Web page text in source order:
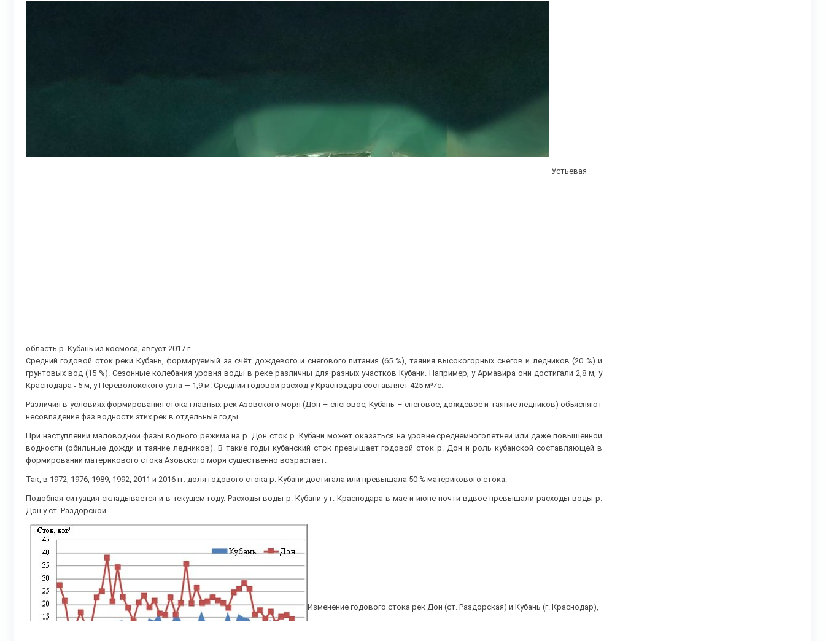
Устьевая
область р. Кубань из космоса, август 2017 г.
Средний годовой сток реки Кубань, формируемый за счёт дождевого и снегового питания (65 %), таяния высокогорных снегов и ледников (20 %) и
грунтовых вод (15 %). Сезонные колебания уровня воды в реке различны для разных участков Кубани. Например, у Армавира они достигали 2,8 м, у
Краснодара ˗ 5 м, у Переволокского узла — 1,9 м. Средний годовой расход у Краснодара составляет 425 м³⁄с.
Различия в условиях формирования стока главных рек Азовского моря (Дон – снеговое; Кубань – снеговое, дождевое и таяние ледников) объясняют
несовпадение фаз водности этих рек в отдельные годы.
При наступлении маловодной фазы водного режима на р. Дон сток р. Кубани может оказаться на уровне среднемноголетней или даже повышенной
водности (обильные дожди и таяние ледников). В такие годы кубанский сток превышает годовой сток р. Дон и роль кубанской составляющей в
формировании материкового стока Азовского моря существенно возрастает.
Так, в 1972, 1976, 1989, 1992, 2011 и 2016 гг. доля годового стока р. Кубани достигала или превышала 50 % материкового стока.
Подобная ситуация складывается и в текущем году. Расходы воды р. Кубани у г. Краснодара в мае и июне почти вдвое превышали расходы воды р.
Дон у ст. Раздорской.
Изменение годового стока рек Дон (ст. Раздорская) и Кубань (г. Краснодар),